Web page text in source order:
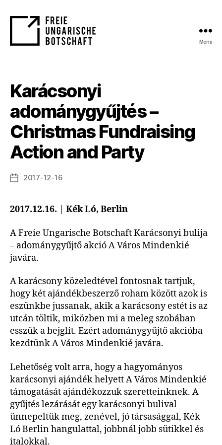
Menü
Karácsonyi
adománygyűjtés –
Christmas Fundraising
Action and Party
Bejegyzés
2017-12-16
2017.12.16. Kék Ló, Berlin
A Freie Ungarische Botschaft Karácsonyi bulija
– adománygyűjtő akció A Város Mindenkié
javára.
A karácsony közeledtével fontosnak tartjuk,
hogy két ajándékbeszerző roham között azok is
eszünkbe jussanak, akik a karácsony estét is az
utcán töltik, miközben mi a meleg szobában
esszük a bejglit. Ezért adománygyűjtő akcióba
kezdtünk A Város Mindenkié javára.
Lehetőség volt arra, hogy a hagyományos
karácsonyi ajándék helyett A Város Mindenkié
támogatását ajándékozzuk szeretteinknek. A
gyűjtés lezárását egy karácsonyi bulival
ünnepeltük meg, zenével, jó társasággal, Kék
Ló Berlin hangulattal, jobbnál jobb sütikkel és
italokkal.